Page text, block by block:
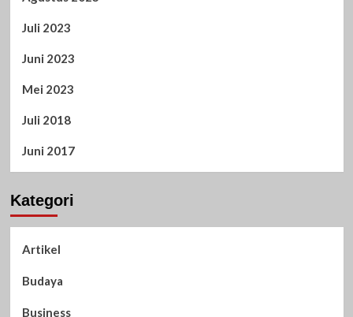
Juli 2023
Juni 2023
Mei 2023
Juli 2018
Juni 2017
Kategori
Artikel
Budaya
Business